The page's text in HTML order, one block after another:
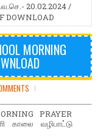
20.02.2024 /
DOWNLOAD
MORNING
PRAYER
காலை வழிபாட்டு